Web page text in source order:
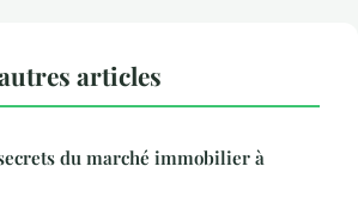
articles
du marché immobilier à